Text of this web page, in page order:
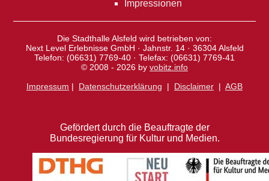
Impressionen
Die Stadthalle Alsfeld wird betrieben von:
Next Level Erlebnisse GmbH · Jahnstr. 14 · 36304 Alsfeld
Telefon: (06631) 7769-40 · Telefax: (06631) 7769-41
© 2008 - 2026 by vobitz.info
Impressum | Datenschutzerklärung | Disclaimer | AGB
Gefördert durch die Beauftragte der
Bundesregierung für Kultur und Medien.